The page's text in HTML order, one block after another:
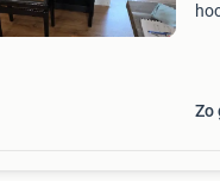
Zo